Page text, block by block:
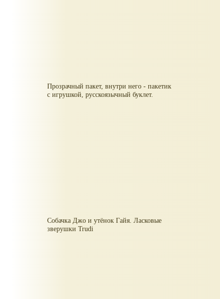
Прозрачный пакет, внутри него - пакетик
с игрушкой, русскоязычный буклет.
Собачка Джо и утёнок Гайя. Ласковые
зверушки Trudi